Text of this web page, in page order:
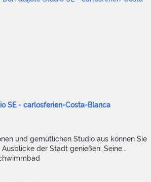
SE - carlosferien-Costa-Blanca
und gemütlichen Studio aus können Sie
der Stadt genießen. Seine...